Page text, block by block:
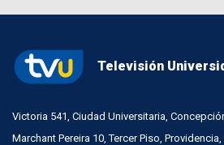
Televisión
Victoria 541, Ciudad Universitaria,
Marchant Pereira 10, Tercer Piso,